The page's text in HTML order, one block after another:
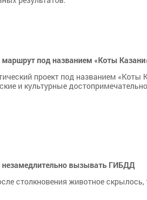
маршрут под названием «Коты
проект под названием «Коты
и культурные
незамедлительно вызывать ГИБДД
столкновения животное